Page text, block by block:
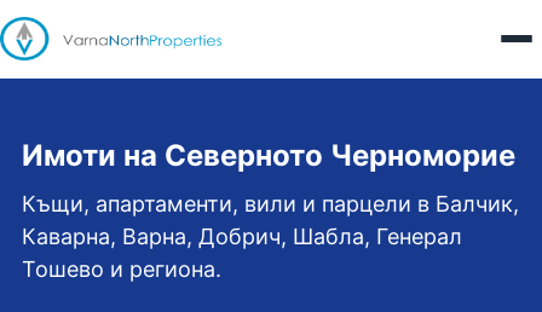
Имоти на Северното Черноморие
Къщи, апартаменти, вили и парцели в Балчик,
Каварна, Варна, Добрич, Шабла, Генерал
Тошево и региона.